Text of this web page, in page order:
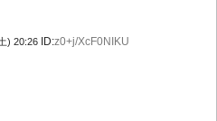
) 20:26 ID:z0+j/XcF0NIKU